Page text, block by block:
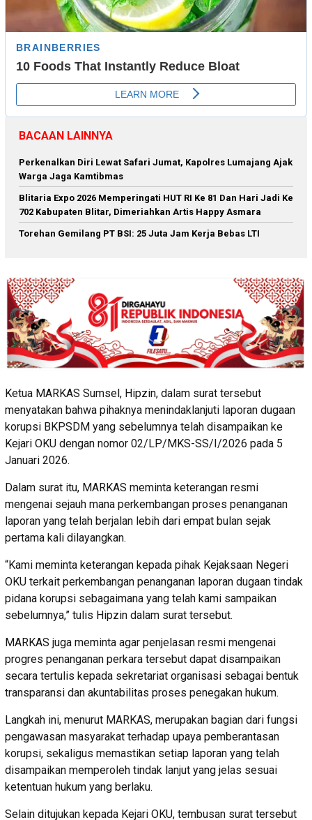
BACAAN LAINNYA
Perkenalkan Diri Lewat Safari Jumat, Kapolres Lumajang Ajak
Warga Jaga Kamtibmas
Blitaria Expo 2026 Memperingati HUT RI Ke 81 Dan Hari Jadi Ke
702 Kabupaten Blitar, Dimeriahkan Artis Happy Asmara
Torehan Gemilang PT BSI: 25 Juta Jam Kerja Bebas LTI
Ketua MARKAS Sumsel, Hipzin, dalam surat tersebut
menyatakan bahwa pihaknya menindaklanjuti laporan dugaan
korupsi BKPSDM yang sebelumnya telah disampaikan ke
Kejari OKU dengan nomor 02/LP/MKS-SS/I/2026 pada 5
Januari 2026.
Dalam surat itu, MARKAS meminta keterangan resmi
mengenai sejauh mana perkembangan proses penanganan
laporan yang telah berjalan lebih dari empat bulan sejak
pertama kali dilayangkan.
“Kami meminta keterangan kepada pihak Kejaksaan Negeri
OKU terkait perkembangan penanganan laporan dugaan tindak
pidana korupsi sebagaimana yang telah kami sampaikan
sebelumnya,” tulis Hipzin dalam surat tersebut.
MARKAS juga meminta agar penjelasan resmi mengenai
progres penanganan perkara tersebut dapat disampaikan
secara tertulis kepada sekretariat organisasi sebagai bentuk
transparansi dan akuntabilitas proses penegakan hukum.
Langkah ini, menurut MARKAS, merupakan bagian dari fungsi
pengawasan masyarakat terhadap upaya pemberantasan
korupsi, sekaligus memastikan setiap laporan yang telah
disampaikan memperoleh tindak lanjut yang jelas sesuai
ketentuan hukum yang berlaku.
Selain ditujukan kepada Kejari OKU, tembusan surat tersebut